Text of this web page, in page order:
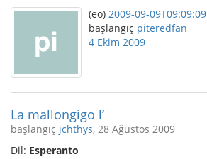
(eo) 2009-09-09T09:09:09
başlangıç piteredfan
4 Ekim 2009
La mallongigo l’
başlangıç jchthys, 28 Ağustos 2009
Dil: Esperanto